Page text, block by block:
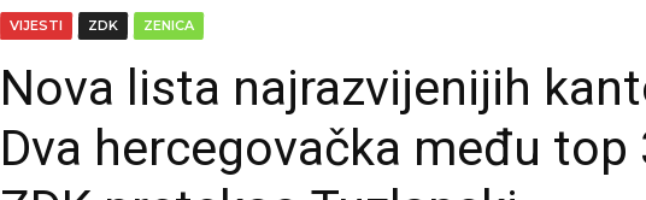
VIJESTI ZDK ZENICA
Nova lista najrazvijenijih
Dva hercegovačka među top